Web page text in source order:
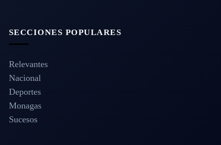
SECCIONES POPULARES
Relevantes
Nacional
Deportes
Monagas
Sucesos